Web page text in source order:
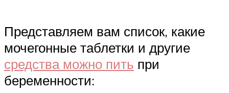
Представляем вам список, какие
мочегонные таблетки и другие
средства можно пить при
беременности: